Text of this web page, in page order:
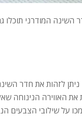
השינה המודרני תוכלו
לזהות את חדר
את האווירה הנינוחה
על שילובי הצבעים